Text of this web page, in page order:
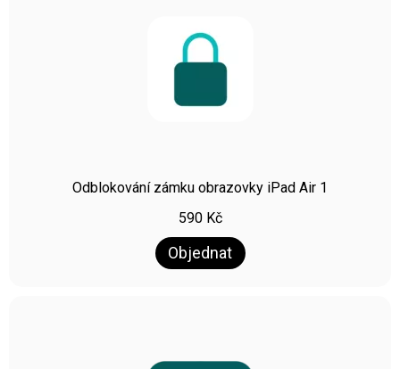
Odblokování zámku obrazovky iPad Air 1
590 Kč
Objednat